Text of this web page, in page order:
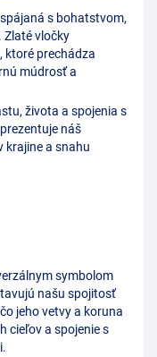
s bohatstvom,
vločky
ktoré prechádza
múdrosť a
života a spojenia s
náš
krajine a snahu
symbolom
našu spojitosť
jeho vetvy a koruna
cieľov a spojenie s